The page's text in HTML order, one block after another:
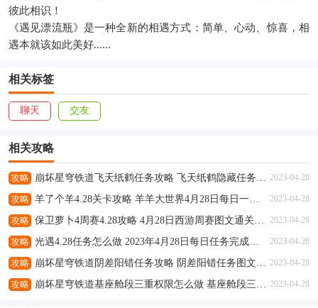
彼此相识！
《遇见漂流瓶》是一种全新的相遇方式：简单、心动、惊喜，相
遇本就该如此美好......
相关标签
聊天 交友
相关攻略
攻略 2023-04-28
攻略 2023-04-28
攻略 2023-04-28
攻略 2023-04-28
攻略 2023-04-28
攻略 2023-04-28